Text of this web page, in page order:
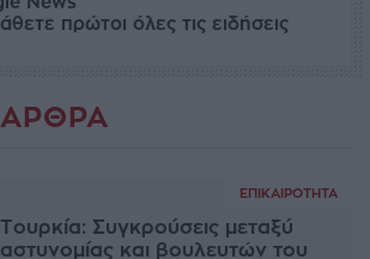
πρώτοι όλες τις ειδήσεις
ΕΠΙΚΑΙΡΌΤΗΤΑ
Τουρκία: Συγκρούσεις μεταξύ
αστυνομίας και βουλευτών του